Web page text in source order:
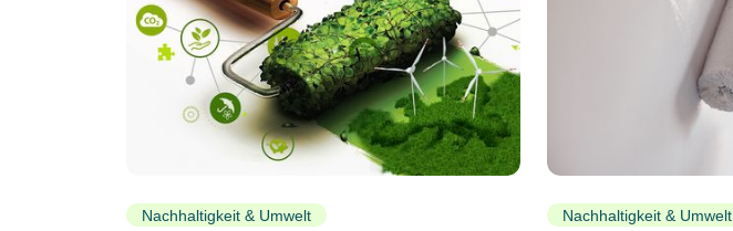
Nachhaltigkeit & Umwelt Nachhaltigkeit & Umwelt